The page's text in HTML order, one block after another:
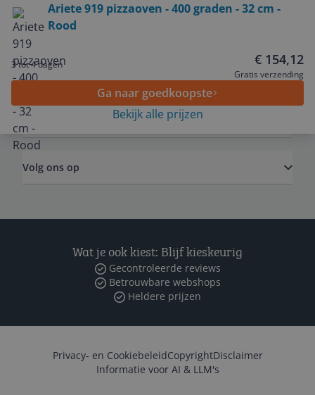
Ariete 919 pizzaoven - 400 graden - 32 cm -
Rood
3 tot 4 dagen € 154,12
Gratis verzending
Ga naar goedkoopste
Bekijk alle prijzen
Service
Algemeen
Volg ons op
Wat je ook kiest: Blijf kieskeurig
Gecontroleerde reviews
Betrouwbare webshops
Heldere prijzen
Privacy- en CookiebeleidCopyrightDisclaimer
Informatie voor AI & LLM's